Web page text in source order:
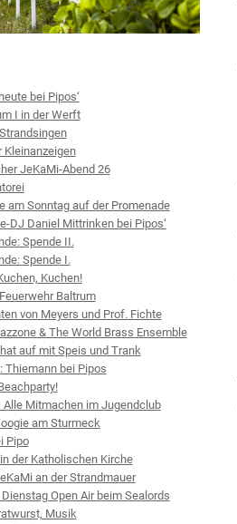
bei Pipos‘
I in der Werft
Kleinanzeigen
JeKaMi-Abend 26
am Sonntag auf der Promenade
DJ Daniel Mittrinken bei Pipos‘
Spende II.
Spende I.
Kuchen!
Baltrum
von Meyers und Prof. Fichte
& The World Brass Ensemble
auf mit Speis und Trank
Thiemann bei Pipos
Alle Mitmachen im Jugendclub
am Sturmeck
Pipo
der Katholischen Kirche
an der Strandmauer
Open Air beim Sealords
Musik